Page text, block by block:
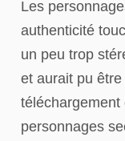
Les
authenticité
un peu trop
et aurait pu être
personnages